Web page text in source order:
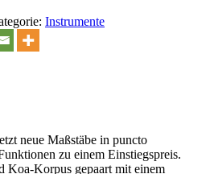
Instrumente
neue Maßstäbe in puncto
zu einem Einstiegspreis.
Koa-Korpus gepaart mit einem